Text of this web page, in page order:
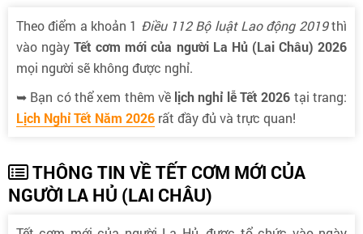
Theo điểm a khoản 1 Điều 112 Bộ luật Lao động 2019thì
vào ngàyTết cơm mới của người La Hủ (Lai Châu) 2026
mọi người sẽ không được nghỉ.
➥ Bạn có thể xem thêm về lịch nghỉ lễ Tết 2026 tại trang:
Lịch Nghỉ Tết Năm 2026 rất đầy đủ và trực quan!
THÔNG TIN VỀ TẾT CƠM MỚI CỦA
NGƯỜI LA HỦ (LAI CHÂU)